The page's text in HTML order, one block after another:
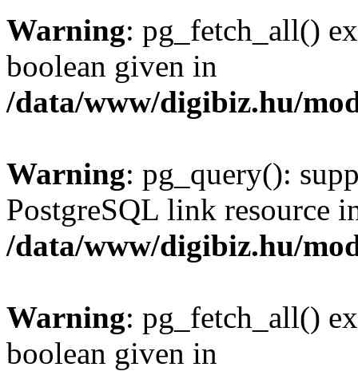
Warning: pg_fetch_all()
boolean given in
/data/www/digibiz.hu/
Warning: pg_query():
PostgreSQL link resource
/data/www/digibiz.hu/
Warning: pg_fetch_all()
boolean given in